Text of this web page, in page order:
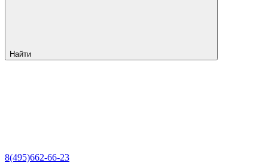
Найти
8(495)662-66-23